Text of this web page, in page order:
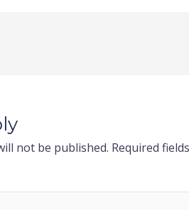
not be published. Required